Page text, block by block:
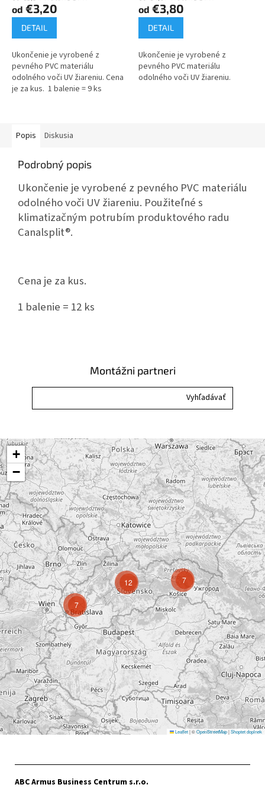
od €3,20
DETAIL
Ukončenie je vyrobené z
pevného PVC materiálu
odolného voči UV žiareniu. Cena
je za kus. 1 balenie = 9 ks
od €3,80
DETAIL
Ukončenie je vyrobené z
pevného PVC materiálu
odolného voči UV žiareniu.
Popis Diskusia
Podrobný popis
Ukončenie je vyrobené z pevného PVC materiálu
odolného voči UV žiareniu. Použiteľné s
klimatizačným potrubím produktového radu
Canalsplit®.
Cena je za kus.
1 balenie = 12 ks
Montážni partneri
7
7
12
+
−
Leaflet|©OpenStreetMap|Shoptet doplnek
ABC Armus Business Centrum s.r.o.